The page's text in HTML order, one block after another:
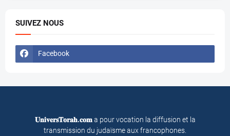
SUIVEZ NOUS
Facebook
𝐔𝐧𝐢𝐯𝐞𝐫𝐬𝐓𝐨𝐫𝐚𝐡.𝐜𝐨𝐦a pour vocation la diffusion et la
transmission du judaïsme aux francophones.